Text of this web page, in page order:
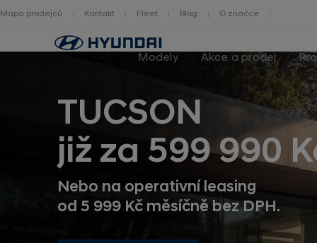
Mapa prodejců Kontakt Fleet Blog O značce
Zpět
na
homepage
Modely Akce a prodej
TUCSON
již za 599 990
Nebo na operativní leasing
od 5 999 Kč měsíčně bez DPH.